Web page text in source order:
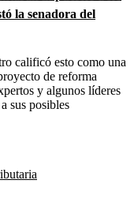
la senadora del
calificó esto como una
de reforma
y algunos líderes
sus posibles